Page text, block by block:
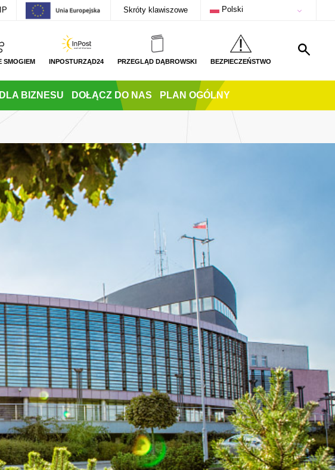
czcionki Skróty klawiszowe Polski
SMOGIEM INPOSTURZĄD24 PRZEGLĄD DĄBROWSKI BEZPIECZEŃSTWO
DLA BIZNESU DOŁĄCZ DO NAS PLAN OGÓLNY